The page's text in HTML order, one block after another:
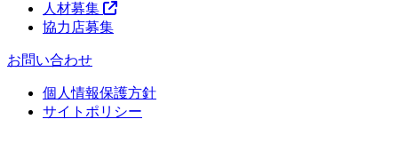
人材募集
協力店募集
お問い合わせ
個人情報保護方針
サイトポリシー